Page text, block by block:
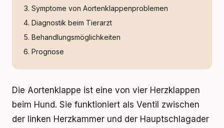
Symptome von Aortenklappenproblemen
Diagnostik beim Tierarzt
Behandlungsmöglichkeiten
Prognose
Die Aortenklappe ist eine von vier Herzklappen
beim Hund. Sie funktioniert als Ventil zwischen
der linken Herzkammer und der Hauptschlagader